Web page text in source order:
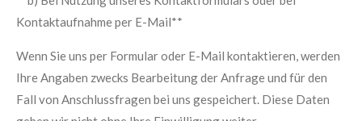
Kontaktaufnahme per E-Mail**
Wenn Sie uns per Formular oder E-Mail kontaktieren, werden
Ihre Angaben zwecks Bearbeitung der Anfrage und für den
Fall von Anschlussfragen bei uns gespeichert. Diese Daten